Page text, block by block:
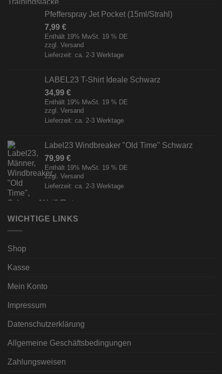
Pfefferspray Jet Pocket (15ml/Strahl)
7,99 €
Enthält 19% MwSt. 19 % DE
zzgl. Versand
Lieferzeit: ca. 2-3 Werktage
LABEL23 T-Shirt Ideale Schwarz
34,99 €
Enthält 19% MwSt. 19 % DE
zzgl. Versand
Lieferzeit: ca. 2-3 Werktage
Label23 Windbreaker "Old Time" Schwarz
79,99 €
Enthält 19% MwSt. 19 % DE
zzgl. Versand
Lieferzeit: ca. 2-3 Werktage
WICHTIGE LINKS
Shop
Kasse
Mein Konto
Impressum
Datenschutzerklärung
Allgemeine Geschäftsbedingungen
Zahlungsweisen